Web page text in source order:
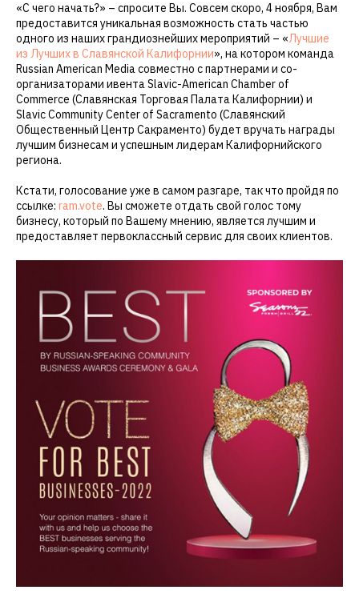
«С чего начать?» – спросите Вы. Совсем скоро, 4 ноября, Вам
предоставится уникальная возможность стать частью
одного из наших грандиознейших мероприятий – «Лучшие
из Лучших в Славянской Калифорнии», на котором команда
Russian American Media совместно с партнерами и со-
организаторами ивента Slavic-American Chamber of
Commerce (Славянская Торговая Палата Калифорнии) и
Slavic Community Center of Sacramento (Славянский
Общественный Центр Сакраменто) будет вручать награды
лучшим бизнесам и успешным лидерам Калифорнийского
региона.
Кстати, голосование уже в самом разгаре, так что пройдя по
ссылке: ram.vote. Вы сможете отдать свой голос тому
бизнесу, который по Вашему мнению, является лучшим и
предоставляет первоклассный сервис для своих клиентов.